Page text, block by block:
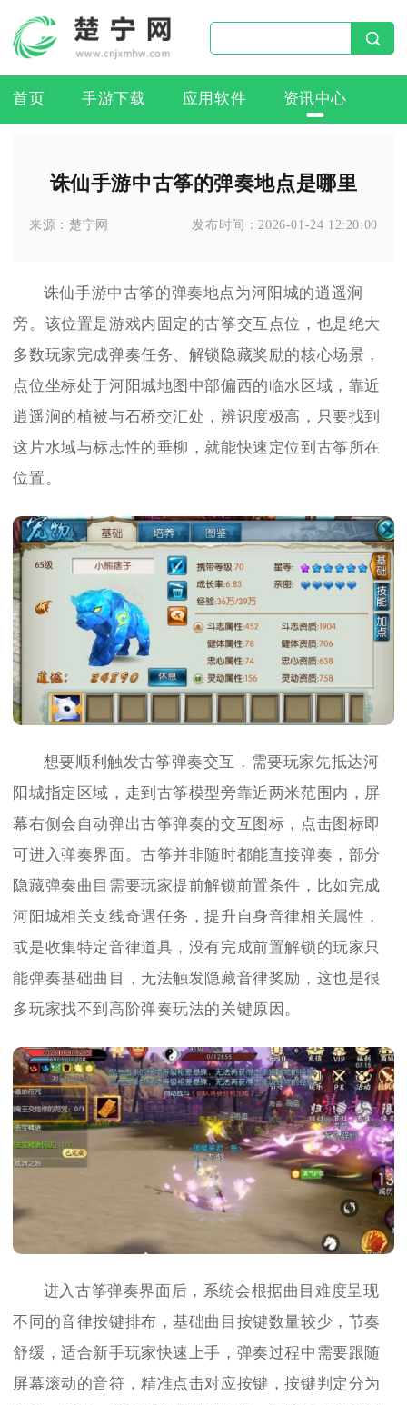
首页 手游下载 应用软件 资讯中心
诛仙手游中古筝的弹奏地点是哪里
来源：楚宁网 发布时间： 2026-01-24 12:20:00
诛仙手游中古筝的弹奏地点为河阳城的逍遥涧
旁。该位置是游戏内固定的古筝交互点位，也是绝大
多数玩家完成弹奏任务、解锁隐藏奖励的核心场景，
点位坐标处于河阳城地图中部偏西的临水区域，靠近
逍遥涧的植被与石桥交汇处，辨识度极高，只要找到
这片水域与标志性的垂柳，就能快速定位到古筝所在
位置。
想要顺利触发古筝弹奏交互，需要玩家先抵达河
阳城指定区域，走到古筝模型旁靠近两米范围内，屏
幕右侧会自动弹出古筝弹奏的交互图标，点击图标即
可进入弹奏界面。古筝并非随时都能直接弹奏，部分
隐藏弹奏曲目需要玩家提前解锁前置条件，比如完成
河阳城相关支线奇遇任务，提升自身音律相关属性，
或是收集特定音律道具，没有完成前置解锁的玩家只
能弹奏基础曲目，无法触发隐藏音律奖励，这也是很
多玩家找不到高阶弹奏玩法的关键原因。
进入古筝弹奏界面后，系统会根据曲目难度呈现
不同的音律按键排布，基础曲目按键数量较少，节奏
舒缓，适合新手玩家快速上手，弹奏过程中需要跟随
屏幕滚动的音符，精准点击对应按键，按键判定分为